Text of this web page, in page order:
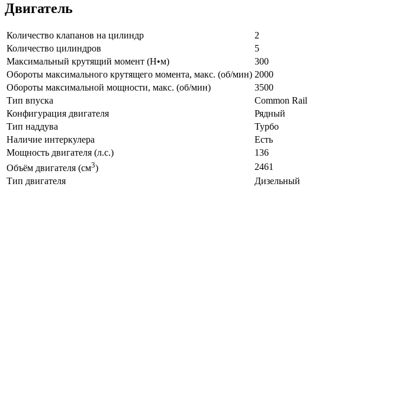
Двигатель
Количество клапанов на цилиндр
2
Количество цилиндров
5
Максимальный крутящий момент (Н•м)
300
Обороты максимального крутящего момента, макс. (об/мин) 2000
Обороты максимальной мощности, макс. (об/мин)
3500
Тип впуска
Common Rail
Конфигурация двигателя
Рядный
Тип наддува
Турбо
Наличие интеркулера
Есть
Мощность двигателя (л.с.)
136
Объём двигателя (см3)
2461
Тип двигателя
Дизельный